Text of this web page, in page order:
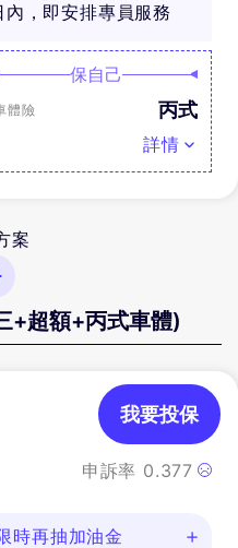
，即安排專員服務
保自己
體險 丙式
詳情
案
+超額+丙式車體)
申訴率 0.377
我要投保
時再抽加油金